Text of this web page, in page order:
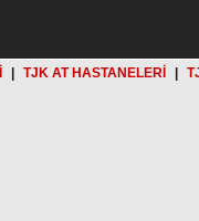
TJK AT HASTANELERİ